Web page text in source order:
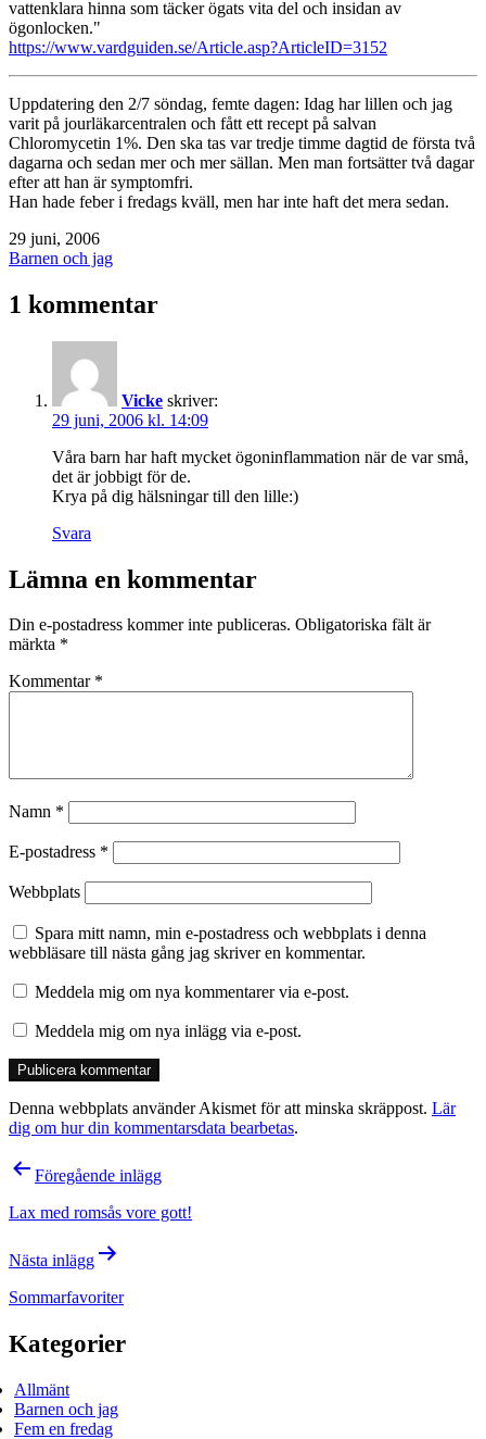
vattenklara hinna som täcker ögats vita del och insidan av
ögonlocken."
https://www.vardguiden.se/Article.asp?ArticleID=3152
Uppdatering den 2/7 söndag, femte dagen: Idag har lillen och jag
varit på jourläkarcentralen och fått ett recept på salvan
Chloromycetin 1%. Den ska tas var tredje timme dagtid de första två
dagarna och sedan mer och mer sällan. Men man fortsätter två dagar
efter att han är symptomfri.
Han hade feber i fredags kväll, men har inte haft det mera sedan.
Publicerat
den
29 juni, 2006
Kategoriserat
Barnen och jag
1 kommentar
Vicke skriver:
29 juni, 2006 kl. 14:09
Våra barn har haft mycket ögoninflammation när de var små,
det är jobbigt för de.
Krya på dig hälsningar till den lille:)
Svara
Lämna en kommentar
Din e-postadress kommer inte publiceras. Obligatoriska fält är
märkta *
Kommentar *
Namn *
E-postadress *
Webbplats
Spara mitt namn, min e-postadress och webbplats i denna
webbläsare till nästa gång jag skriver en kommentar.
Meddela mig om nya kommentarer via e-post.
Meddela mig om nya inlägg via e-post.
Denna webbplats använder Akismet för att minska skräppost. Lär
dig om hur din kommentarsdata bearbetas.
Inläggsnavigering
Föregående inlägg
Lax med romsås vore gott!
Nästa inlägg
Sommarfavoriter
Kategorier
Allmänt
Barnen och jag
Fem en fredag